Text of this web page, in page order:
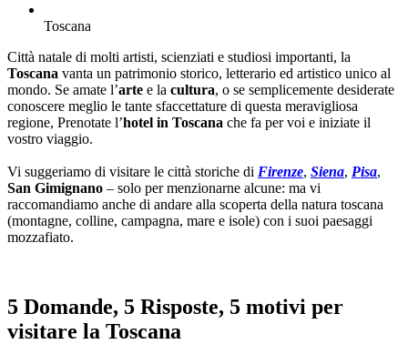
Toscana
Città natale di molti artisti, scienziati e studiosi importanti, la
Toscana vanta un patrimonio storico, letterario ed artistico unico al
mondo. Se amate l’arte e la cultura, o se semplicemente desiderate
conoscere meglio le tante sfaccettature di questa meravigliosa
regione, Prenotate l’hotel in Toscana che fa per voi e iniziate il
vostro viaggio.
Vi suggeriamo di visitare le città storiche di Firenze, Siena, Pisa,
San Gimignano – solo per menzionarne alcune: ma vi
raccomandiamo anche di andare alla scoperta della natura toscana
(montagne, colline, campagna, mare e isole) con i suoi paesaggi
mozzafiato.
5 Domande, 5 Risposte, 5 motivi per
visitare la Toscana